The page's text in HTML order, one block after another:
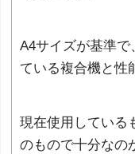
A4サイズが基準
ている複合機と性
現在使用している
のもので十分なの